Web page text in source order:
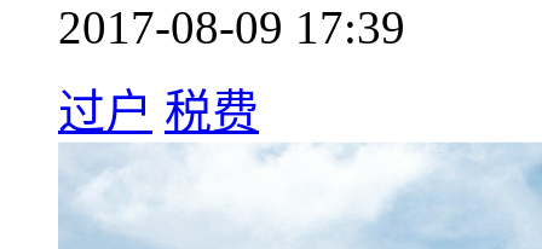
2017-08-09 17:39
过户 税费